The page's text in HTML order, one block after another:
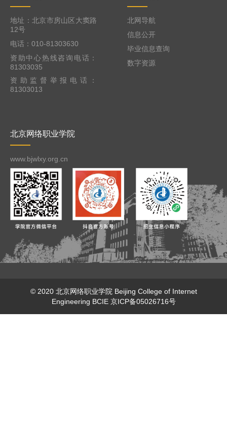
地址：北京市房山区大窦路
12号
电话：010-81303630
资助中心热线咨询电话：
81303035
资助监督举报电话：
81303013
北网导航
信息公开
毕业信息查询
数字资源
北京网络职业学院
www.bjwlxy.org.cn
© 2020 北京网络职业学院 Beijing College of Internet
Engineering BCIE 京ICP备05026716号